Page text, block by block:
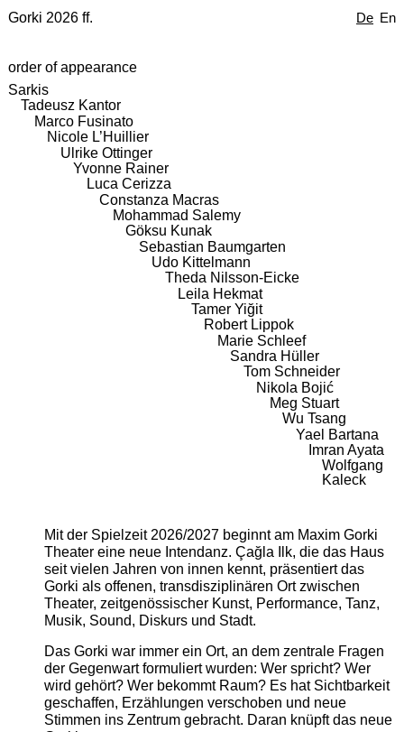
De En
Gorki 2026 ff.
order of appearance
Sarkis
Tadeusz Kantor
Marco Fusinato
Nicole L’Huillier
Ulrike Ottinger
Yvonne Rainer
Luca Cerizza
Constanza Macras
Mohammad Salemy
Göksu Kunak
Sebastian Baumgarten
Udo Kittelmann
Theda Nilsson-Eicke
Leila Hekmat
Tamer Yiğit
Robert Lippok
Marie Schleef
Sandra Hüller
Tom Schneider
Nikola Bojić
Meg Stuart
Wu Tsang
Yael Bartana
Imran Ayata
Wolfgang
Kaleck
Mit der Spielzeit 2026/2027 beginnt am Maxim Gorki
Theater eine neue Intendanz. Çağla Ilk, die das Haus
seit vielen Jahren von innen kennt, präsentiert das
Gorki als offenen, transdisziplinären Ort zwischen
Theater, zeitgenössischer Kunst, Performance, Tanz,
Musik, Sound, Diskurs und Stadt.
Das Gorki war immer ein Ort, an dem zentrale Fragen
der Gegenwart formuliert wurden: Wer spricht? Wer
wird gehört? Wer bekommt Raum? Es hat Sichtbarkeit
geschaffen, Erzählungen verschoben und neue
Stimmen ins Zentrum gebracht. Daran knüpft das neue